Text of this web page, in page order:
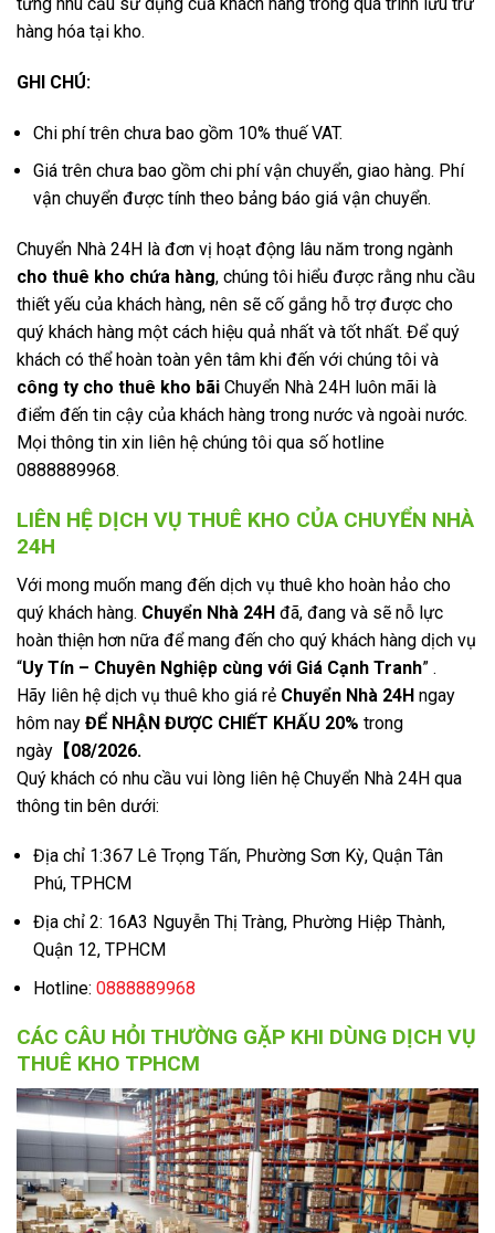
hàng hóa tại kho.
GHI CHÚ:
Chi phí trên chưa bao gồm 10% thuế VAT.
Giá trên chưa bao gồm chi phí vận chuyển, giao hàng. Phí
vận chuyển được tính theo bảng báo giá vận chuyển.
Chuyển Nhà 24H là đơn vị hoạt động lâu năm trong ngành
cho thuê kho chứa hàng, chúng tôi hiểu được rằng nhu cầu
thiết yếu của khách hàng, nên sẽ cố gắng hỗ trợ được cho
quý khách hàng một cách hiệu quả nhất và tốt nhất. Để quý
khách có thể hoàn toàn yên tâm khi đến với chúng tôi và
công ty cho thuê kho bãi Chuyển Nhà 24H luôn mãi là
điểm đến tin cậy của khách hàng trong nước và ngoài nước.
Mọi thông tin xin liên hệ chúng tôi qua số hotline
0888889968.
LIÊN HỆ DỊCH VỤ THUÊ KHO CỦA CHUYỂN NHÀ
24H
Với mong muốn mang đến dịch vụ thuê kho hoàn hảo cho
quý khách hàng. Chuyển Nhà 24H đã, đang và sẽ nỗ lực
hoàn thiện hơn nữa để mang đến cho quý khách hàng dịch vụ
“Uy Tín – Chuyên Nghiệp cùng với Giá Cạnh Tranh” .
Hãy liên hệ dịch vụ thuê kho giá rẻ Chuyển Nhà 24H ngay
hôm nay ĐỂ NHẬN ĐƯỢC CHIẾT KHẤU 20% trong
ngày 【08/2026.
Quý khách có nhu cầu vui lòng liên hệ Chuyển Nhà 24H qua
thông tin bên dưới:
Địa chỉ 1:367 Lê Trọng Tấn, Phường Sơn Kỳ, Quận Tân
Phú, TPHCM
Địa chỉ 2: 16A3 Nguyễn Thị Tràng, Phường Hiệp Thành,
Quận 12, TPHCM
Hotline: 0888889968
CÁC CÂU HỎI THƯỜNG GẶP KHI DÙNG DỊCH VỤ
THUÊ KHO TPHCM